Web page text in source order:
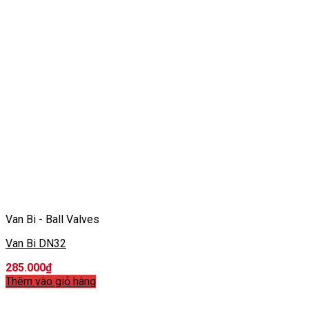
Van Bi - Ball Valves
Van Bi DN32
285.000₫
Thêm vào giỏ hàng